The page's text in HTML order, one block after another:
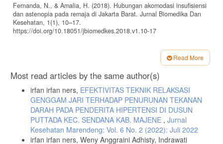
Fernanda, N., & Amalia, H. (2018). Hubungan akomodasi insufisiensi
dan astenopia pada remaja di Jakarta Barat. Jurnal Biomedika Dan
Kesehatan, 1(1), 10–17.
https://doi.org/10.18051/jbiomedkes.2018.v1.10-17
dan Durasi Pemakaian Smartphone dengan Keluhan Kelelahan Mata
pada Mahasiswa Fakultas Kedokteran Universitas Lampung The
Correlation of Viewing Distance and Duration of Using Smartphone
with Eyestrain on Medical Student of Lampung Universit. Medical
Journal Og Lampung University, 8, 136–140.
Gumunggilung, D., Doda, D. V. D., & Mantjoro, E. M. (2021).
Hubungan Jarak Dan Durasi Pemakaian Smartphone Dengan Keluhan
Kelelahan Mata Pada Mahasiswa Fakultas Kesehatan Masyarakat
Unsrat Di Era Pandemi Covid-19. Kesmas, 10(2), 12.
Read More
Article
Details
Most read articles by the same author(s)
irfan irfan ners, EFEKTIVITAS TEKNIK RELAKSASI
GENGGAM JARI TERHADAP PENURUNAN TEKANAN
DARAH PADA PENDERITA HIPERTENSI DI DUSUN
PUTTADA KEC. SENDANA KAB. MAJENE , Jurnal
Kesehatan Marendeng: Vol. 6 No. 2 (2022): Juli 2022
irfan irfan ners, Weny Anggraini Adhisty, Indrawati